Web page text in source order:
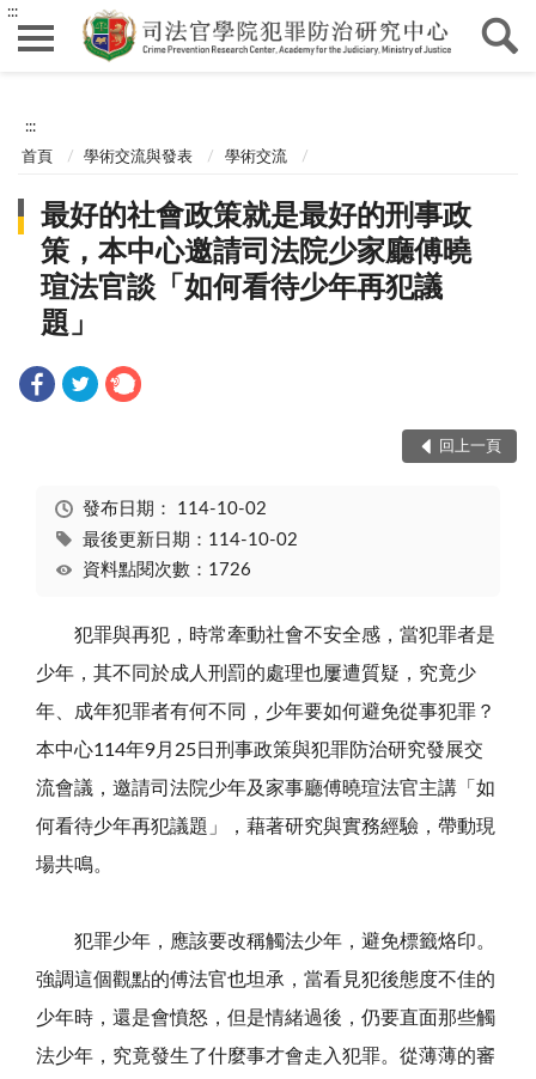
:::
:::
首頁 學術交流與發表 學術交流
最好的社會政策就是最好的刑事政
策，本中心邀請司法院少家廳傅曉
瑄法官談「如何看待少年再犯議
題」
回上一頁
發布日期： 114-10-02
最後更新日期：114-10-02
資料點閱次數：1726
犯罪與再犯，時常牽動社會不安全感，當犯罪者是
少年，其不同於成人刑罰的處理也屢遭質疑，究竟少
年、成年犯罪者有何不同，少年要如何避免從事犯罪？
本中心114年9月25日刑事政策與犯罪防治研究發展交
流會議，邀請司法院少年及家事廳傅曉瑄法官主講「如
何看待少年再犯議題」，藉著研究與實務經驗，帶動現
場共鳴。
犯罪少年，應該要改稱觸法少年，避免標籤烙印。
強調這個觀點的傅法官也坦承，當看見犯後態度不佳的
少年時，還是會憤怒，但是情緒過後，仍要直面那些觸
法少年，究竟發生了什麼事才會走入犯罪。從薄薄的審